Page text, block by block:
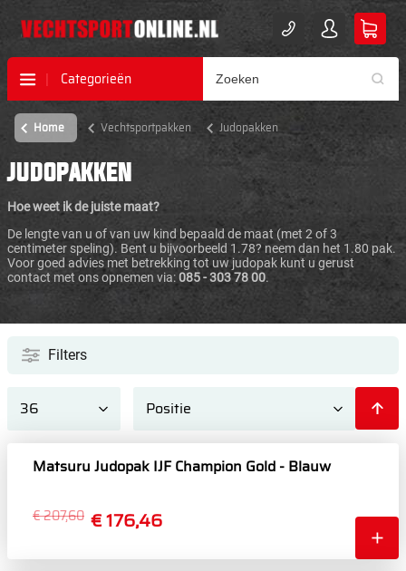
Categorieën
Home Vechtsportpakken Judopakken
JUDOPAKKEN
Hoe weet ik de juiste maat?
De lengte van u of van uw kind bepaald de maat (met 2 of 3
centimeter speling). Bent u bijvoorbeeld 1.78? neem dan het 1.80 pak.
Voor goed advies met betrekking tot uw judopak kunt u gerust
contact met ons opnemen via:085 - 303 78 00.
Filters
Matsuru Judopak IJF Champion Gold - Blauw
€ 176,46
€ 207,60